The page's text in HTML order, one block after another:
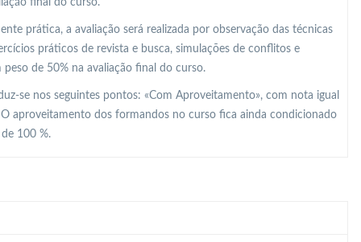
final do curso.
prática, a avaliação será realizada por observação das técnicas
práticos de revista e busca, simulações de conflitos e
de 50% na avaliação final do curso.
se nos seguintes pontos: «Com Aproveitamento», com nota igual
aproveitamento dos formandos no curso fica ainda condicionado
100 %.